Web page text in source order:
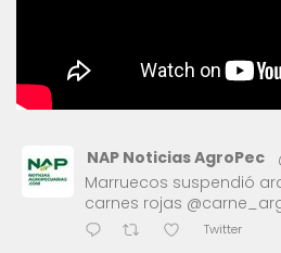
NAP Noticias AgroPec
Marruecos suspendió
carnes rojas
Twitter